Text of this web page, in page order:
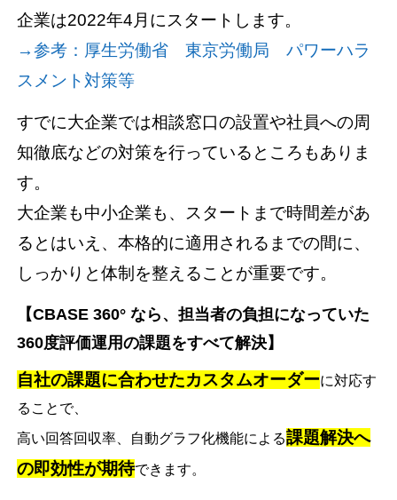
企業は2022年4月にスタートします。
→参考：厚生労働省 東京労働局 パワーハラ
スメント対策等
すでに大企業では相談窓口の設置や社員への周
知徹底などの対策を行っているところもありま
す。
大企業も中小企業も、スタートまで時間差があ
るとはいえ、本格的に適用されるまでの間に、
しっかりと体制を整えることが重要です。
【CBASE 360° なら、担当者の負担になっていた
360度評価運用の課題をすべて解決】
自社の課題に合わせたカスタムオーダーに対応す
ることで、
高い回答回収率、自動グラフ化機能による課題解決へ
の即効性が期待できます。